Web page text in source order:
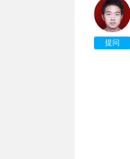
提问